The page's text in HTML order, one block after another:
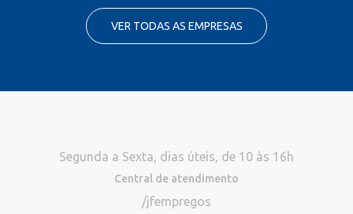
VER TODAS AS EMPRESAS
Segunda a Sexta, dias úteis, de 10 às 16h
Central de atendimento
/jfempregos